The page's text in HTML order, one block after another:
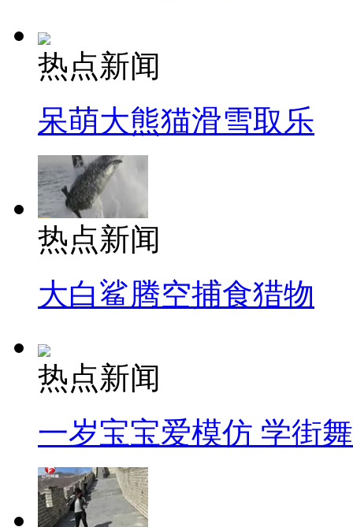
热点新闻
呆萌大熊猫滑雪取乐
热点新闻
大白鲨腾空捕食猎物
热点新闻
一岁宝宝爱模仿 学街